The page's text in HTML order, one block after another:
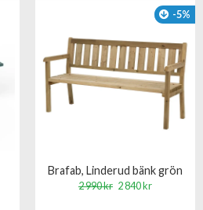
Brafab, Linderud bänk grön
2 990 kr 2 840 kr
-5%